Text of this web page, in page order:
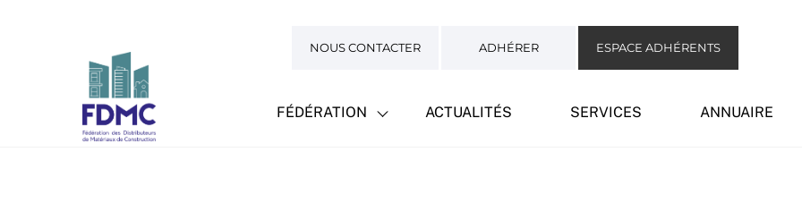
NOUS CONTACTER ADHÉRER ESPACE ADHÉRENTS
FÉDÉRATION ACTUALITÉS SERVICES ANNUAIRE